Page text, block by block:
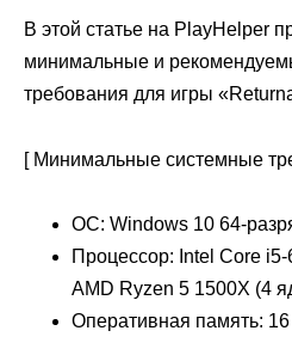
В этой статье на PlayHelper
минимальные и
требования для игры
[ Минимальные системные
ОС: Windows 10 64-
Процессор: Intel Core
AMD Ryzen 5 1500X (4
Оперативная память: